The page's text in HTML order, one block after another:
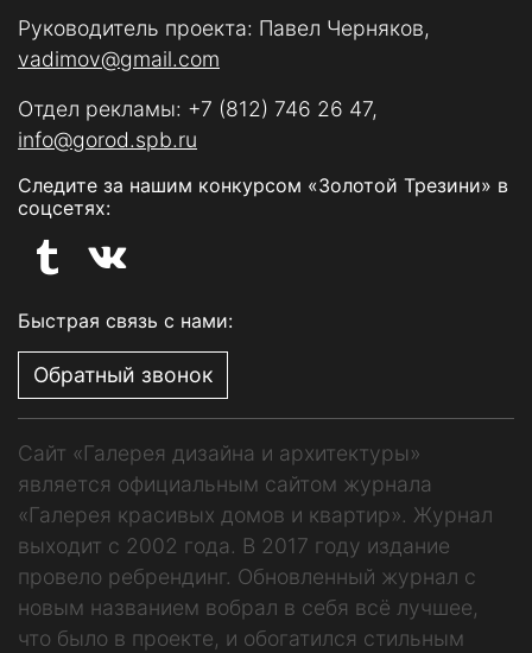
Руководитель проекта: Павел Черняков,
vadimov@gmail.com
Отдел рекламы: +7 (812) 746 26 47,
info@gorod.spb.ru
Следите за нашим конкурсом «Золотой Трезини» в
соцсетях:
Быстрая связь с нами:
Обратный звонок
Сайт «Галерея дизайна и архитектуры»
является официальным сайтом журнала
«Галерея красивых домов и квартир». Журнал
выходит с 2002 года. В 2017 году издание
провело ребрендинг. Обновленный журнал с
новым названием вобрал в себя всё лучшее,
что было в проекте, и обогатился стильным